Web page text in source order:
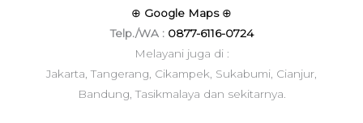
⊕ Google Maps ⊕
Telp./WA : 0877-6116-0724
Melayani juga di :
Jakarta, Tangerang, Cikampek, Sukabumi, Cianjur,
Bandung, Tasikmalaya dan sekitarnya.